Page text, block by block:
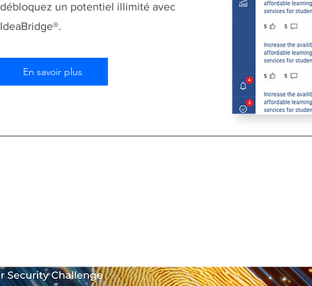
débloquez un potentiel illimité avec
IdeaBridge®.
En savoir plus